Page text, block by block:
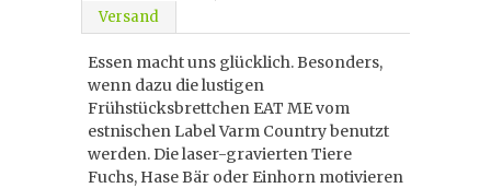
Versand
Essen macht uns glücklich. Besonders,
wenn dazu die lustigen
Frühstücksbrettchen EAT ME vom
estnischen Label Varm Country benutzt
werden. Die laser-gravierten Tiere
Fuchs, Hase Bär oder Einhorn motivieren